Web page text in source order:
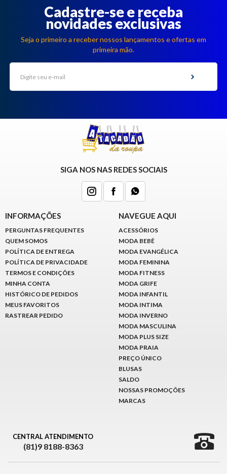
Cadastre-se e receba
novidades exclusivas
Seja o primeiro a receber nossos lançamentos e ofertas em
primeira mão.
SIGA NOS NAS REDES SOCIAIS
INFORMAÇÕES
PERGUNTAS FREQUENTES
QUEM SOMOS
POLÍTICA DE ENTREGA
POLÍTICA DE PRIVACIDADE
TERMOS E CONDIÇÕES
MINHA CONTA
HISTÓRICO DE PEDIDOS
MEUS FAVORITOS
RASTREAR PEDIDO
NAVEGUE AQUI
ACESSÓRIOS
MODA BEBÊ
MODA EVANGÉLICA
MODA FEMININA
MODA FITNESS
MODA GRIFE
MODA INFANTIL
MODA INTIMA
MODA INVERNO
MODA MASCULINA
MODA PLUS SIZE
MODA PRAIA
PREÇO ÚNICO
BLUSAS
SALDO
NOSSAS PROMOÇÕES
MARCAS
CENTRAL ATENDIMENTO
(81)9 8188-8363